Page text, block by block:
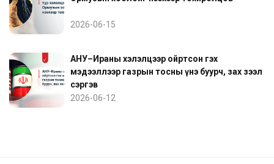
2026-06-15
АНУ–Ираны хэлэлцээр ойртсон гэх
мэдээллээр газрын тосны үнэ буурч, зах зээл
сэргэв
2026-06-12